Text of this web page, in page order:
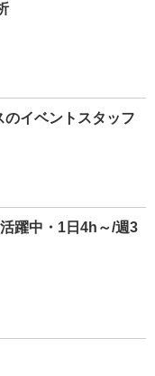
のイベントスタッフ
躍中・1日4h～/週3